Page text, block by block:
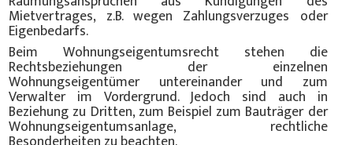
Mietvertrages, z.B. wegen Zahlungsverzuges oder
Eigenbedarfs.
Beim Wohnungseigentumsrecht stehen die
Rechtsbeziehungen der einzelnen
Wohnungseigentümer untereinander und zum
Verwalter im Vordergrund. Jedoch sind auch in
Beziehung zu Dritten, zum Beispiel zum Bauträger der
Wohnungseigentumsanlage, rechtliche